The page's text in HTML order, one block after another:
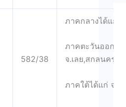
582/38
ภาคกลางได้แก่
ภาคตะวันออกเฉีย
จ.เลย,สกลนคร,
ภาคใต้ได้แก่ จ.ป